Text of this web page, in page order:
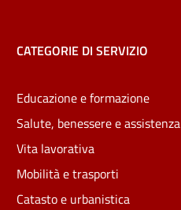
CATEGORIE DI SERVIZIO
Educazione e formazione
Salute, benessere e assistenza
Vita lavorativa
Mobilità e trasporti
Catasto e urbanistica